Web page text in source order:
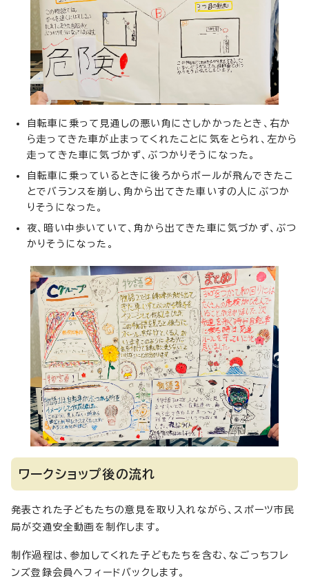
自転車に乗って見通しの悪い角にさしかかったとき、右か
ら走ってきた車が止まってくれたことに気をとられ、左から
走ってきた車に気づかず、ぶつかりそうになった。
自転車に乗っているときに後ろからボールが飛んできたこ
とでバランスを崩し、角から出てきた車いすの人にぶつか
りそうになった。
夜、暗い中歩いていて、角から出てきた車に気づかず、ぶつ
かりそうになった。
ワークショップ後の流れ
発表された子どもたちの意見を取り入れながら、スポーツ市民
局が交通安全動画を制作します。
制作過程は、参加してくれた子どもたちを含む、なごっちフレ
ンズ登録会員へフィードバックします。